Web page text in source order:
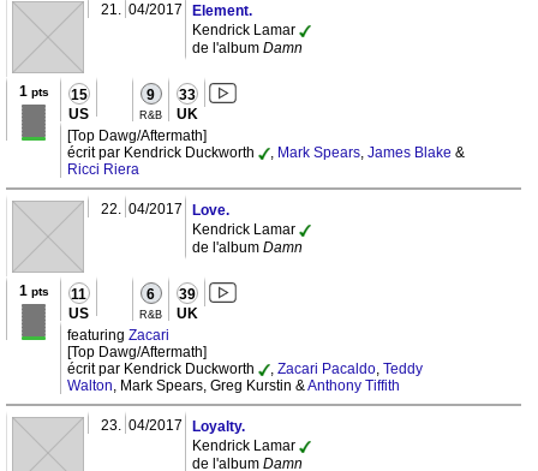
21. 04/2017
Element.
Kendrick Lamar
de l'album Damn
1 pts 15
US
9
R&B
33
UK
[Top Dawg/Aftermath]
écrit par Kendrick Duckworth
, Mark Spears, James Blake &
Ricci Riera
22. 04/2017
Love.
Kendrick Lamar
de l'album Damn
1 pts 11
US
6
R&B
39
UK
featuring Zacari
[Top Dawg/Aftermath]
écrit par Kendrick Duckworth
, Zacari Pacaldo, Teddy
Walton, Mark Spears, Greg Kurstin &Anthony Tiffith
23. 04/2017
Loyalty.
Kendrick Lamar
de l'album Damn